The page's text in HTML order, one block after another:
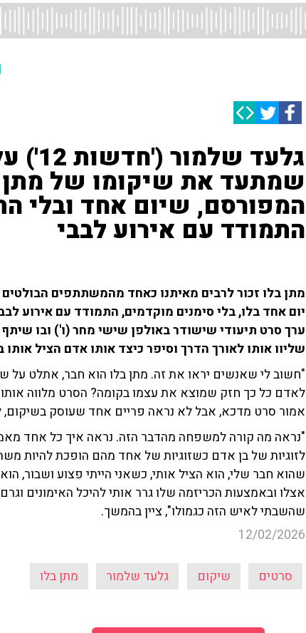
גלעד
שמתעד את שיקומו של מתן
המפורסם, שיום אחד ובלי
התמודד עם אירוע לבבי
מתן בלו זכור לרבים מאיתנו כאחד מהמשתתפים הבולטים
ערך סרט תיעודי שישודר באולפן שישי מחר (ו') ובו
שליוו אותו לאורך הדרך וסיפר כיצד אותו אדם הציל
"חשוב לי שאנשים יראו את זה. מתן בלו הוא חבר, אתלט על
לאדם כל כך חזק שמוצא את עצמו בקומה? הסרט מלווה אותו
אמור סרט מדכא, אבל לא נראה פריים אחד שעוסק בשיקום,
"נראה מה קורה למשפחה מהדבר הזה. נראה איך כל אחד
לזוגיות של בן אדם כשזוגיות של אחד מהם הופכת להיות
שהוא חבר שלי, הוא הציל אותי, כשאני הייתי פצוע ושבור,
אצלו ובאמצעות הכריזמה שלו גרר אותי להיכל האימונים
שהשבתי לאיש הזה כגמולו", ציין בהמשך.
12/02/2026
סרטים שיקום גלעד שלמור מתן בלו